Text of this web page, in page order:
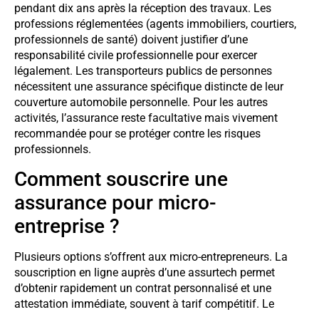
pendant dix ans après la réception des travaux. Les
professions réglementées (agents immobiliers, courtiers,
professionnels de santé) doivent justifier d’une
responsabilité civile professionnelle pour exercer
légalement. Les transporteurs publics de personnes
nécessitent une assurance spécifique distincte de leur
couverture automobile personnelle. Pour les autres
activités, l’assurance reste facultative mais vivement
recommandée pour se protéger contre les risques
professionnels.
Comment souscrire une
assurance pour micro-
entreprise ?
Plusieurs options s’offrent aux micro-entrepreneurs. La
souscription en ligne auprès d’une assurtech permet
d’obtenir rapidement un contrat personnalisé et une
attestation immédiate, souvent à tarif compétitif. Le